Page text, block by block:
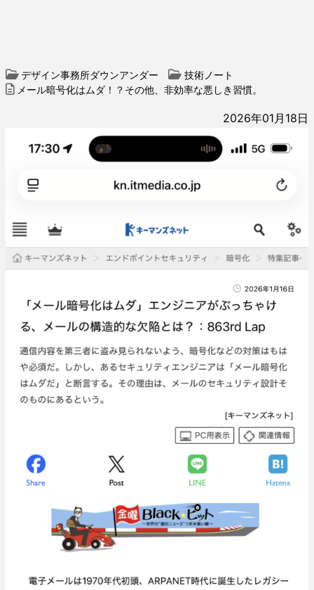
デザイン事務所ダウンアンダー
技術ノート
メール暗号化はムダ！？その他、非効率な悪しき習慣。
2026年01月18日